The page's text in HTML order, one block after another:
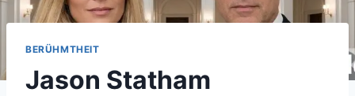
BERÜHMTHEIT
Jason Statham